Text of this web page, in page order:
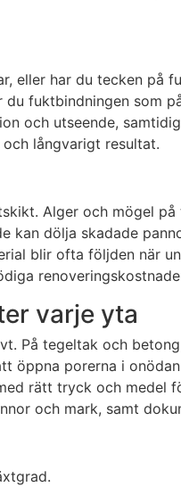
eller har du tecken på
fuktbindningen som
och utseende,
långvarigt resultat.
Alger och mögel
dölja skadade
blir ofta följden när
varje yta
På tegeltak och
öppna porerna i
rätt tryck och medel
och mark, samt